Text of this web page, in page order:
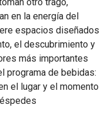
en la energía del
espacios diseñados
el descubrimiento y
más importantes
programa de bebidas:
el lugar y el momento